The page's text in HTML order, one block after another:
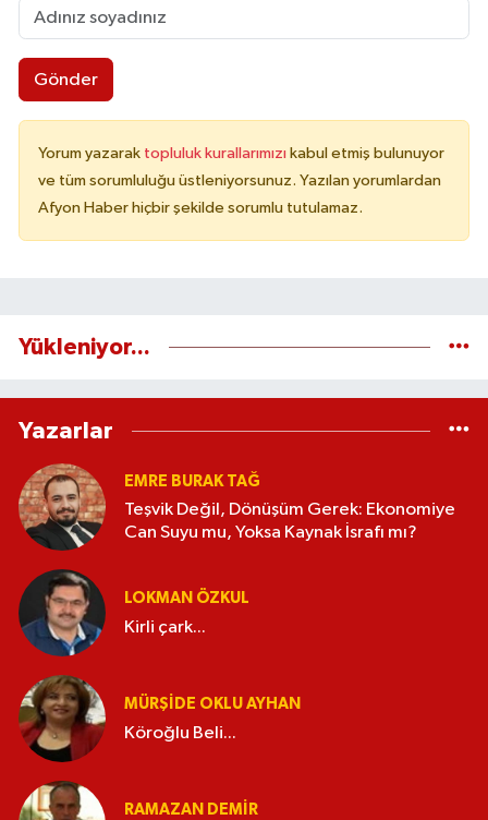
Gönder
Yorum yazarak topluluk kurallarımızı kabul etmiş bulunuyor
ve tüm sorumluluğu üstleniyorsunuz. Yazılan yorumlardan
Afyon Haber hiçbir şekilde sorumlu tutulamaz.
Yükleniyor...
Yazarlar
EMRE BURAK TAĞ
Teşvik Değil, Dönüşüm Gerek: Ekonomiye
Can Suyu mu, Yoksa Kaynak İsrafı mı?
LOKMAN ÖZKUL
Kirli çark...
MÜRŞIDE OKLU AYHAN
Köroğlu Beli...
RAMAZAN DEMİR